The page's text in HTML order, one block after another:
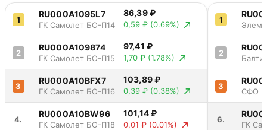
13
17.04.26 -
17.05.26 20,96 ₽
14
17.05.26 -
16.06.26 20,96 ₽
15.07.26
16.07.26
1
RU000A1095L7
ГК Самолет БО-П14
86,39 ₽
0,59 ₽ (0.69%)
2
RU000A109874
ГК Самолет БО-П15
97,41 ₽
1,70 ₽ (1.78%)
3
RU000A10BFX7
ГК Самолет БО-П16
103,89 ₽
0,39 ₽ (0.38%)
4.
RU000A10BW96
ГК Самолет БО-П18
101,14 ₽
0,01 ₽ (0.01%)
1
001P-
2
БО-
3
СФО
03
6.
ГК